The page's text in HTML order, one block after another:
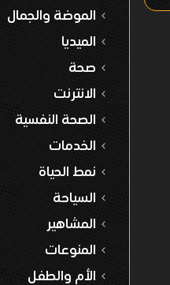
الموضة والجمال
الميديا
صحة
الانترنت
الصحة النفسية
الخدمات
نمط الحياة
السياحة
المشاهير
المنوعات
الأم والطفل